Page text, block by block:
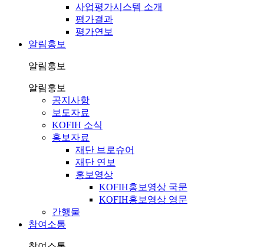
사업평가시스템 소개
평가결과
평가연보
알림홍보
알림홍보
알림홍보
공지사항
보도자료
KOFIH 소식
홍보자료
재단 브로슈어
재단 연보
홍보영상
KOFIH홍보영상 국문
KOFIH홍보영상 영문
간행물
참여소통